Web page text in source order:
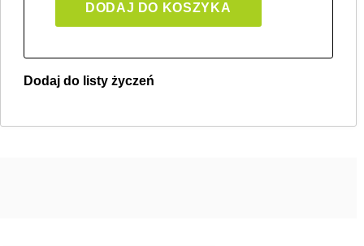
DODAJ DO KOSZYKA
Jeden produkt
Dodaj do listy życzeń